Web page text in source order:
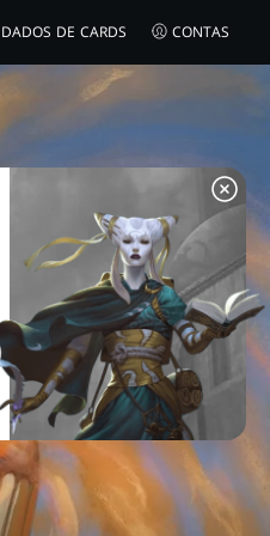
DE CARDS CONTAS